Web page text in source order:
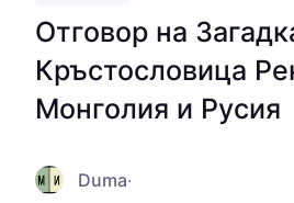
Отговор на
Кръстословица
Монголия и Русия
Duma·